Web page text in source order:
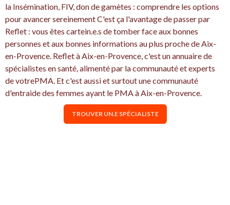
la Insémination, FIV, don de gamètes : comprendre les options
pour avancer sereinement C'est ça l'avantage de passer par
Reflet : vous êtes cartein.e.s de tomber face aux bonnes
personnes et aux bonnes informations au plus proche de Aix-
en-Provence. Reflet à Aix-en-Provence, c'est un annuaire de
spécialistes en santé, alimenté par la communauté et experts
de votrePMA. Et c'est aussi et surtout une communauté
d'entraide des femmes ayant le PMA à Aix-en-Provence.
TROUVER UN.E SPÉCIALISTE